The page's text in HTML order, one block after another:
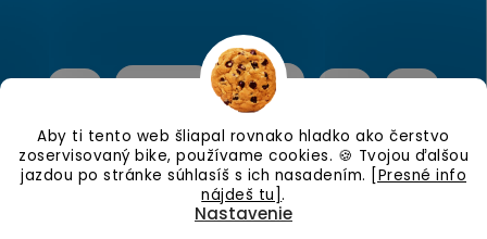
Aby ti tento web šliapal rovnako hladko ako čerstvo
zoservisovaný bike, používame cookies. 🍪 Tvojou ďalšou
jazdou po stránke súhlasíš s ich nasadením. [Presné info
nájdeš tu].
Nastavenie